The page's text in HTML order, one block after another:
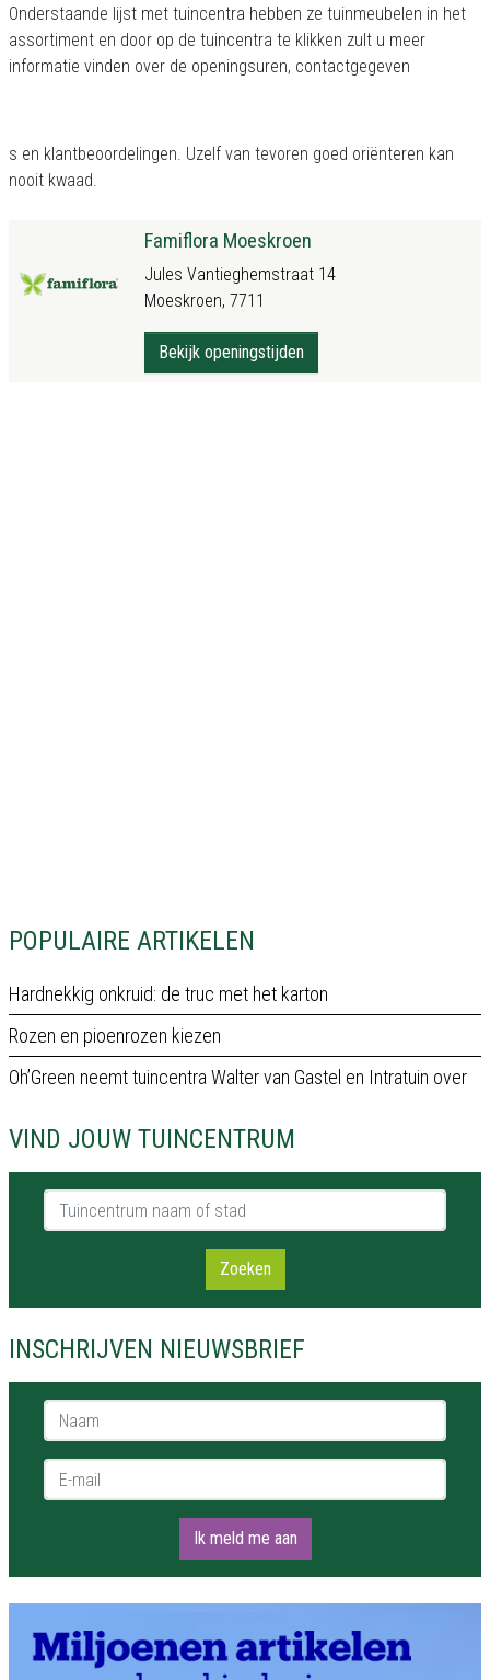
POPULAIRE ARTIKELEN
Hardnekkig onkruid: de truc met het karton
Rozen en pioenrozen kiezen
Oh’Green neemt tuincentra Walter van Gastel en Intratuin over
VIND JOUW TUINCENTRUM
Tuincentrum naam of stad
Zoeken
INSCHRIJVEN NIEUWSBRIEF
Naam *
E-mail *
Ik meld me aan
Onderstaande lijst met tuincentra hebben ze tuinmeubelen in het
assortiment en door op de tuincentra te klikken zult u meer
informatie vinden over de openingsuren, contactgegeven
s en klantbeoordelingen. Uzelf van tevoren goed oriënteren kan
nooit kwaad.
Famiflora Moeskroen
Jules Vantieghemstraat 14
Moeskroen, 7711
Bekijk openingstijden